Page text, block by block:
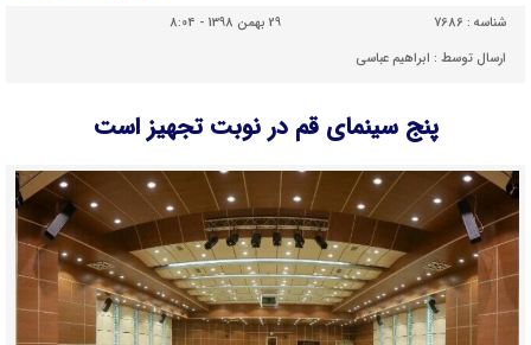
شناسه : 7686
29 بهمن 1398 - 8:04
ارسال توسط : ابراهیم عباسی
پنج سینمای قم در نوبت تجهیز است